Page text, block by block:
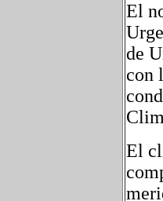
El
de
con
El